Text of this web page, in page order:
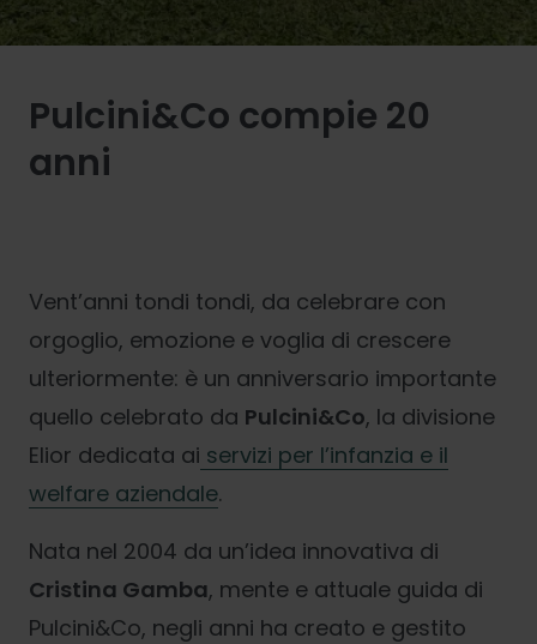
Pulcini&Co compie 20
anni
Vent’anni tondi tondi, da celebrare con
orgoglio, emozione e voglia di crescere
ulteriormente: è un anniversario importante
quello celebrato da Pulcini&Co, la divisione
Elior dedicata ai servizi per l’infanzia e il
welfare aziendale.
Nata nel 2004 da un’idea innovativa di
Cristina Gamba, mente e attuale guida di
Pulcini&Co, negli anni ha creato e gestito